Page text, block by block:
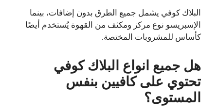
البلاك كوفي يشمل جميع الطرق بدون إضافات، بينما
الإسبريسو نوع مركز ومكثف من القهوة يُستخدم أيضًا
كأساس للمشروبات المختصة.
هل جميع انواع البلاك كوفي
تحتوي على كافيين بنفس
المستوى؟